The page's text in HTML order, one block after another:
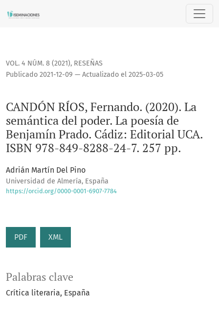
CANDÓN RÍOS, Fernando. (2020). La semántica del poder.
VOL. 4 NÚM. 8 (2021), RESEÑAS
CANDÓN RÍOS, Fernando. (2020). La
semántica del poder. La poesía de
Benjamín Prado. Cádiz: Editorial UCA.
ISBN 978-849-8288-24-7. 257 pp.
Publicado 2021-12-09 — Actualizado el 2025-03-05
Adrián Martín Del Pino
Universidad de Almería, España
https://orcid.org/0000-0001-6907-7784
PDF XML
Palabras clave
Crítica literaria España